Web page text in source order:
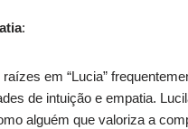
:
em “Lucia”
de intuição e empatia.
alguém que valoriza a